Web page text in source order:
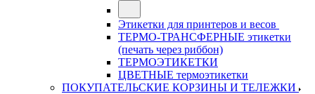
Этикетки для принтеров и весов
ТЕРМО-ТРАНСФЕРНЫЕ этикетки
(печать через риббон)
ТЕРМОЭТИКЕТКИ
ЦВЕТНЫЕ термоэтикетки
ПОКУПАТЕЛЬСКИЕ КОРЗИНЫ И ТЕЛЕЖКИ